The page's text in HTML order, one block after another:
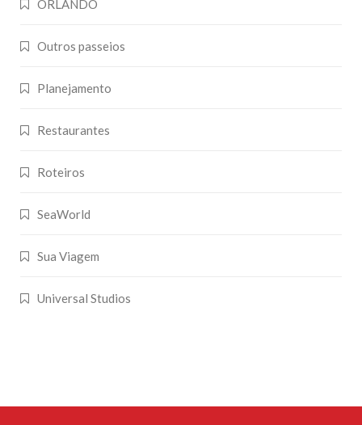
ORLANDO
Outros passeios
Planejamento
Restaurantes
Roteiros
SeaWorld
Sua Viagem
Universal Studios